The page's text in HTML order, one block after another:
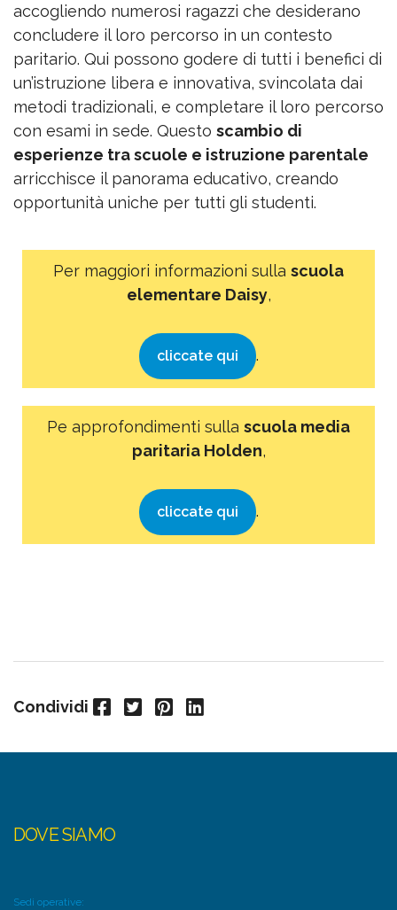
accogliendo numerosi ragazzi che desiderano
concludere il loro percorso in un contesto
paritario. Qui possono godere di tutti i benefici di
un’istruzione libera e innovativa, svincolata dai
metodi tradizionali, e completare il loro percorso
con esami in sede. Questo scambio di
esperienze tra scuole e istruzione parentale
arricchisce il panorama educativo, creando
opportunità uniche per tutti gli studenti.
Per maggiori informazioni sulla scuola
elementare Daisy,
cliccate qui .
Pe approfondimenti sulla scuola media
paritaria Holden,
cliccate qui .
Condividi Facebook Twitter Pinterest LinkedIn
DOVE SIAMO
Sedi operative: